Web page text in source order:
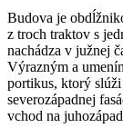
Budova je
z troch traktov s
nachádza v južnej
Výrazným a
portikus, ktorý
severozápadnej
vchod na